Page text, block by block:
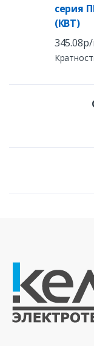
серия
(КВТ)